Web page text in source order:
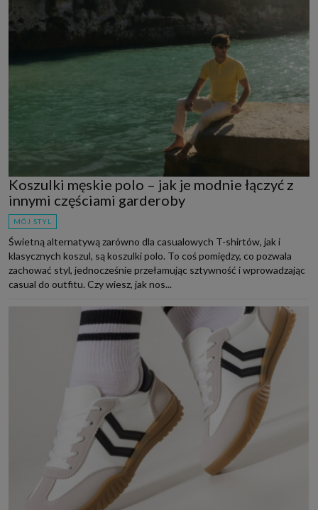
Koszulki męskie polo – jak je modnie łączyć z
innymi częściami garderoby
MÓJ STYL
Świetną alternatywą zarówno dla casualowych T-shirtów, jak i
klasycznych koszul, są koszulki polo. To coś pomiędzy, co pozwala
zachować styl, jednocześnie przełamując sztywność i wprowadzając
casual do outfitu. Czy wiesz, jak nos...